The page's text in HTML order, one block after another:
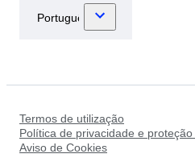
Termos de utilização
Política de privacidade e
Aviso de Cookies